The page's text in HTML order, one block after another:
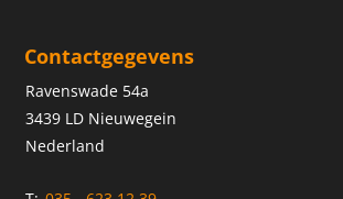
Contactgegevens
Ravenswade 54a
3439 LD Nieuwegein
Nederland